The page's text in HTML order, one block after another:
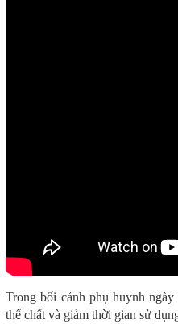
Trong bối cảnh phụ huynh
thể chất và giảm thời gian sử